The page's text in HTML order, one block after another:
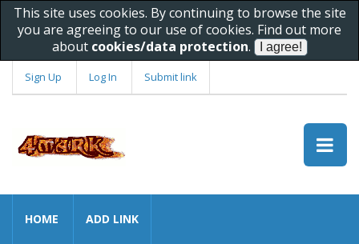
This site uses cookies. By continuing to browse the site
you are agreeing to our use of cookies. Find out more
about cookies/data protection.
Sign Up Log In Submit link
HOME ADD LINK